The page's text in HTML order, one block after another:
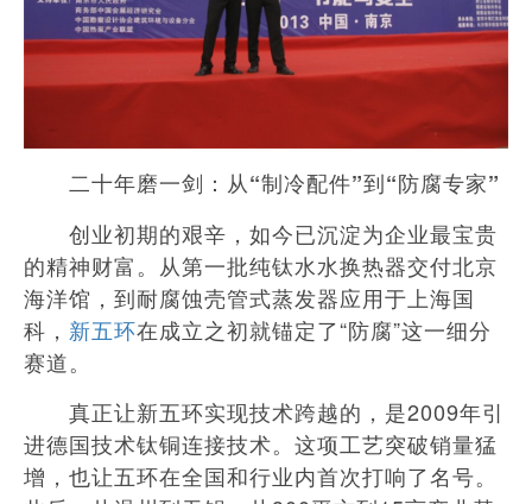
二十年磨一剑：从“制冷配件”到“防腐专家”
创业初期的艰辛，如今已沉淀为企业最宝贵
的精神财富。从第一批纯钛水水换热器交付北京
海洋馆，到耐腐蚀壳管式蒸发器应用于上海国
科， 新五环在成立之初就锚定了“防腐”这一细分
赛道。
真正让新五环实现技术跨越的，是2009年引
进德国技术钛铜连接技术。这项工艺突破销量猛
增，也让五环在全国和行业内首次打响了名号。